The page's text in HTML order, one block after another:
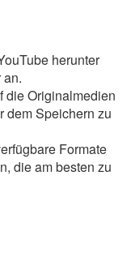
herunter
die Originalmedien
dem Speichern zu
Formate
die am besten zu